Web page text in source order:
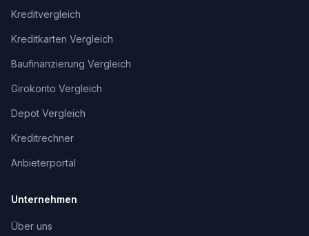
Kreditvergleich
Kreditkarten Vergleich
Baufinanzierung Vergleich
Girokonto Vergleich
Depot Vergleich
Kreditrechner
Anbieterportal
Unternehmen
Über uns